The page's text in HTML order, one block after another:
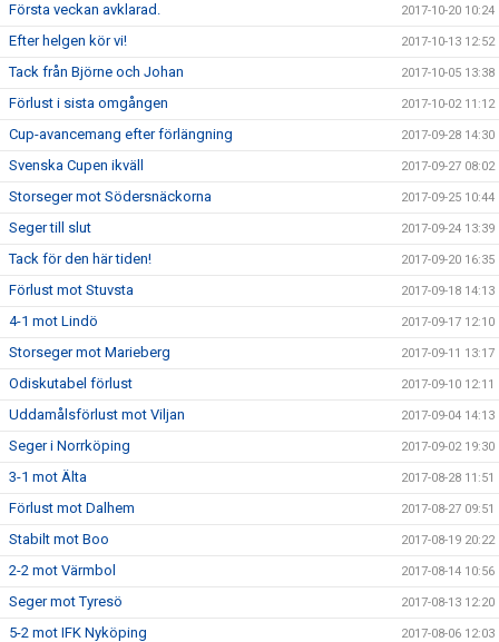
Första veckan avklarad. 2017-10-20 10:24
Efter helgen kör vi! 2017-10-13 12:52
Tack från Björne och Johan 2017-10-05 13:38
Förlust i sista omgången 2017-10-02 11:12
Cup-avancemang efter förlängning 2017-09-28 14:30
Svenska Cupen ikväll 2017-09-27 08:02
Storseger mot Södersnäckorna 2017-09-25 10:44
Seger till slut 2017-09-24 13:39
Tack för den här tiden! 2017-09-20 16:35
Förlust mot Stuvsta 2017-09-18 14:13
4-1 mot Lindö 2017-09-17 12:10
Storseger mot Marieberg 2017-09-11 13:17
Odiskutabel förlust 2017-09-10 12:11
Uddamålsförlust mot Viljan 2017-09-04 14:13
Seger i Norrköping 2017-09-02 19:30
3-1 mot Älta 2017-08-28 11:51
Förlust mot Dalhem 2017-08-27 09:51
Stabilt mot Boo 2017-08-19 20:22
2-2 mot Värmbol 2017-08-14 10:56
Seger mot Tyresö 2017-08-13 12:20
5-2 mot IFK Nyköping 2017-08-06 12:03